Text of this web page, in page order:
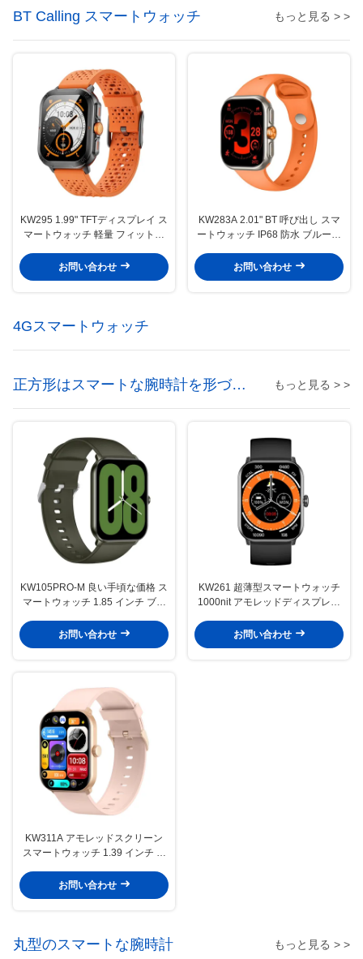
BT Calling スマートウォッチ もっと見る > >
KW295 1.99" TFTディスプレイ ス
マートウォッチ 軽量 フィットネ
お問い合わせ
KW283A 2.01" BT 呼び出し スマ
ートウォッチ IP68 防水 ブルート
チ
お問い合わせ
4Gスマートウォッチ
正方形はスマートな腕時計を形づけ
る
もっと見る > >
KW105PRO-M 良い手頃な価格 ス
マートウォッチ 1.85 インチ ブル
イ スマートウォッチ
お問い合わせ
KW261 超薄型スマートウォッチ
1000nit アモレッドディスプレイ
ッチ
お問い合わせ
KW311A アモレッドスクリーン
スマートウォッチ 1.39 インチ ス
水
お問い合わせ
丸型のスマートな腕時計 もっと見る > >